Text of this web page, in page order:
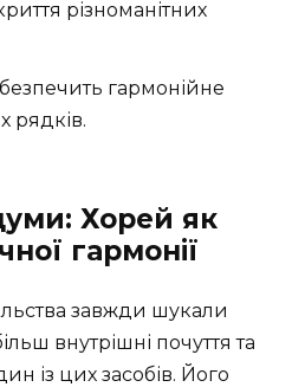
різноманітних
гармонійне
рядків.
Хорей як
гармонії
завжди шукали
внутрішні почуття та
із цих засобів. Його